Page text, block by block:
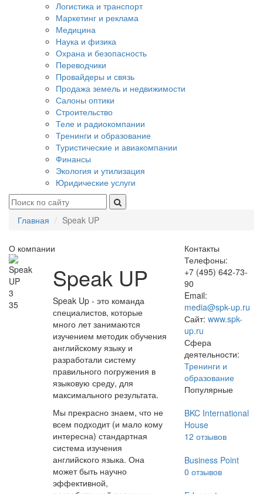
Логистика и транспорт
Маркетинг и реклама
Медицина
Наука и физика
Охрана и безопасность
Переводчики
Провайдеры и связь
Продажа земель и недвижимости
Салоны оптики
Строительство
Теле и радиокомпании
Тренинги и образование
Туристические и авиакомпании
Финансы
Экология и утилизация
Юридические услуги
Главная Speak UP
О компании
3
35
Speak UP
Speak Up - это команда
специалистов, которые
много лет занимаются
изучением методик обучения
английскому языку и
разработали систему
правильного погружения в
языковую среду, для
максимального результата.
Мы прекрасно знаем, что не
всем подходит (и мало кому
интересна) стандартная
система изучения
английского языка. Она
может быть научно
эффективной,
Контакты
Телефоны:
+7 (495) 642-73-
90
Email:
media@spk-up.ru
Сайт: www.spk-
up.ru
Сфера
деятельности:
Тренинги и
образование
Популярные
BKC International
House
12 отзывов
Business Point
0 отзывов